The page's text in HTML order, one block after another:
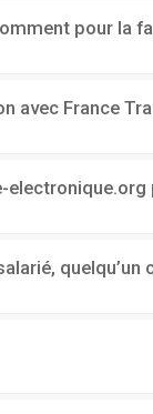
pour la
avec France
quelqu’un